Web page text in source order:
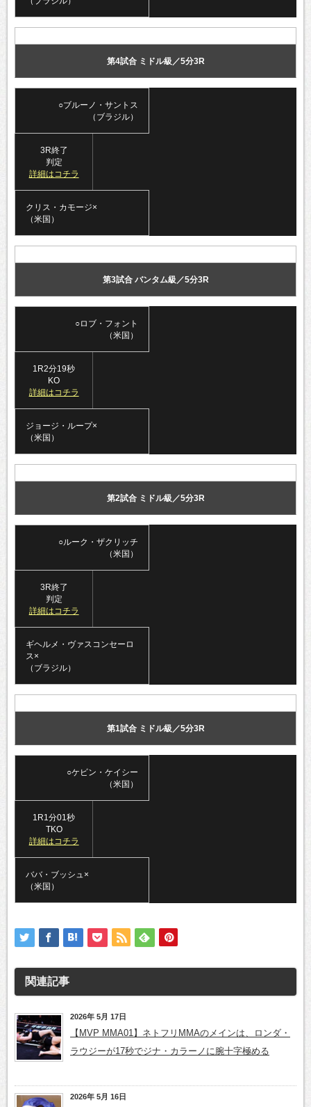
第4試合 ミドル級／5分3R
○ブルーノ・サントス
（ブラジル）
3R終了
判定
詳細はコチラ
クリス・カモージ×
（米国）
第3試合 バンタム級／5分3R
○ロブ・フォント
（米国）
1R2分19秒
KO
詳細はコチラ
ジョージ・ループ×
（米国）
第2試合 ミドル級／5分3R
○ルーク・ザクリッチ
（米国）
3R終了
判定
詳細はコチラ
ギヘルメ・ヴァスコンセーロ
ス×
（ブラジル）
第1試合 ミドル級／5分3R
○ケビン・ケイシー
（米国）
1R1分01秒
TKO
詳細はコチラ
ババ・ブッシュ×
（米国）
関連記事
2026年 5月 17日
【MVP MMA01】ネトフリMMAのメインは、ロンダ・
ラウジーが17秒でジナ・カラーノに腕十字極める
2026年 5月 16日